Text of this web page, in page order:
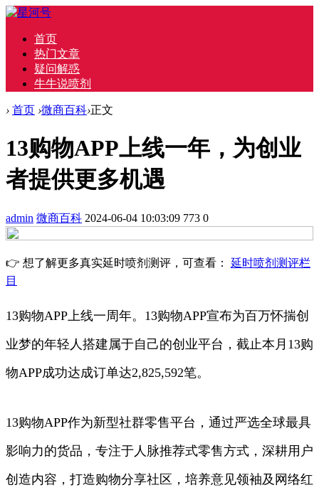
首页
热门文章
疑问解惑
牛牛说喷剂
› 首页 ›微商百科›正文
13购物APP上线一年，为创业
者提供更多机遇
admin 微商百科 2024-06-04 10:03:09 773 0
👉 想了解更多真实延时喷剂测评，可查看： 延时喷剂测评栏
目
13购物APP上线一周年。13购物APP宣布为百万怀揣创
业梦的年轻人搭建属于自己的创业平台，截止本月13购
物APP成功达成订单达2,825,592笔。
13购物APP作为新型社群零售平台，通过严选全球最具
影响力的货品，专注于人脉推荐式零售方式，深耕用户
创造内容，打造购物分享社区，培养意见领袖及网络红